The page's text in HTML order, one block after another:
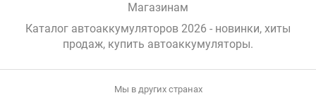
Магазинам
Каталог автоаккумуляторов 2026 - новинки, хиты
продаж, купить автоаккумуляторы.
Мы в других странах